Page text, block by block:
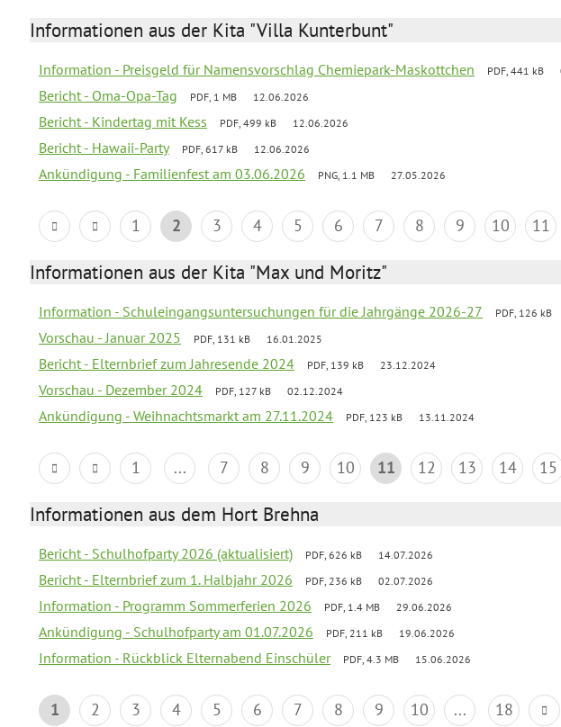
Informationen aus der Kita "Villa Kunterbunt"
Information - Preisgeld für Namensvorschlag Chemiepark-Maskottchen PDF, 441 kB
Bericht - Oma-Opa-Tag PDF, 1 MB 12.06.2026
Bericht - Kindertag mit Kess PDF, 499 kB 12.06.2026
Bericht - Hawaii-Party PDF, 617 kB 12.06.2026
Ankündigung - Familienfest am 03.06.2026 PNG, 1.1 MB 27.05.2026
1 2 3 4 5 6 7 8 9 10 11
Informationen aus der Kita "Max und Moritz"
Information - Schuleingangsuntersuchungen für die Jahrgänge 2026-27 PDF, 126 kB
Vorschau - Januar 2025 PDF, 131 kB 16.01.2025
Bericht - Elternbrief zum Jahresende 2024 PDF, 139 kB 23.12.2024
Vorschau - Dezember 2024 PDF, 127 kB 02.12.2024
Ankündigung - Weihnachtsmarkt am 27.11.2024 PDF, 123 kB 13.11.2024
1 ... 7 8 9 10 11 12 13 14 15
Informationen aus dem Hort Brehna
Bericht - Schulhofparty 2026 (aktualisiert) PDF, 626 kB 14.07.2026
Bericht - Elternbrief zum 1. Halbjahr 2026 PDF, 236 kB 02.07.2026
Information - Programm Sommerferien 2026 PDF, 1.4 MB 29.06.2026
Ankündigung - Schulhofparty am 01.07.2026 PDF, 211 kB 19.06.2026
Information - Rückblick Elternabend Einschüler PDF, 4.3 MB 15.06.2026
1 2 3 4 5 6 7 8 9 10 ... 18